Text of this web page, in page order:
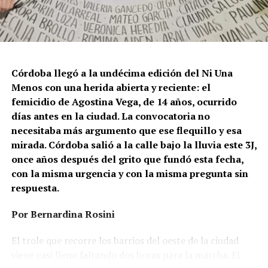
Ganar la vida: La historia de (no)
Córdoba llegó a la undécima edición del Ni Una
Menos con una herida abierta y reciente: el
femicidio de Agostina Vega, de 14 años, ocurrido
días antes en la ciudad. La convocatoria no
necesitaba más argumento que ese flequillo y esa
mirada. Córdoba salió a la calle bajo la lluvia este 3J,
once años después del grito que fundó esta fecha,
con la misma urgencia y con la misma pregunta sin
respuesta.
Por Bernardina Rosini
El trole que recorre los barrios del oeste de la ciudad